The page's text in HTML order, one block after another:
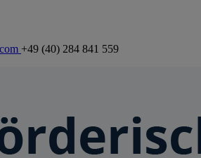
+49 (40) 284 841 559